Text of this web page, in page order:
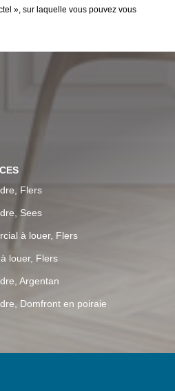
», sur laquelle vous pouvez vous
Flers
Sees
à louer, Flers
louer, Flers
Argentan
Domfront en poiraie